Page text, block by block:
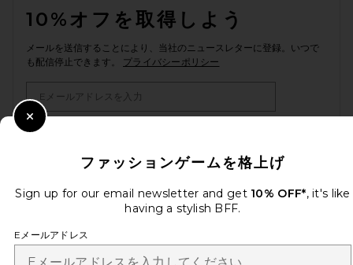
10%オフを取得しよう
メールを送信することにより、当社のニュースレターに登録。いつで
も配信停止できます。 プライバシーポリシー
Change Country Regions
ja USD
改善にご協力ください！
ファッションゲームを格上げ
Sign up for our email newsletter and get 10% OFF*, it's like
having a stylish BFF.
Eメールアドレス
Close Modal